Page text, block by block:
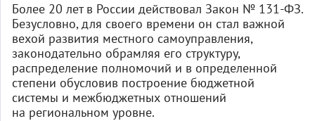
Более 20 лет в России действовал Закон № 131‑ФЗ.
Безусловно, для своего времени он стал важной
вехой развития местного самоуправления,
законодательно обрамляя его структуру,
распределение полномочий и в определенной
степени обусловив построение бюджетной
системы и межбюджетных отношений
на региональном уровне.